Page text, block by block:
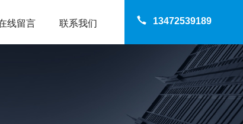
13472539189
线留言 联系我们